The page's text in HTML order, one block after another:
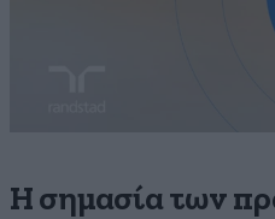
Η σημασία των